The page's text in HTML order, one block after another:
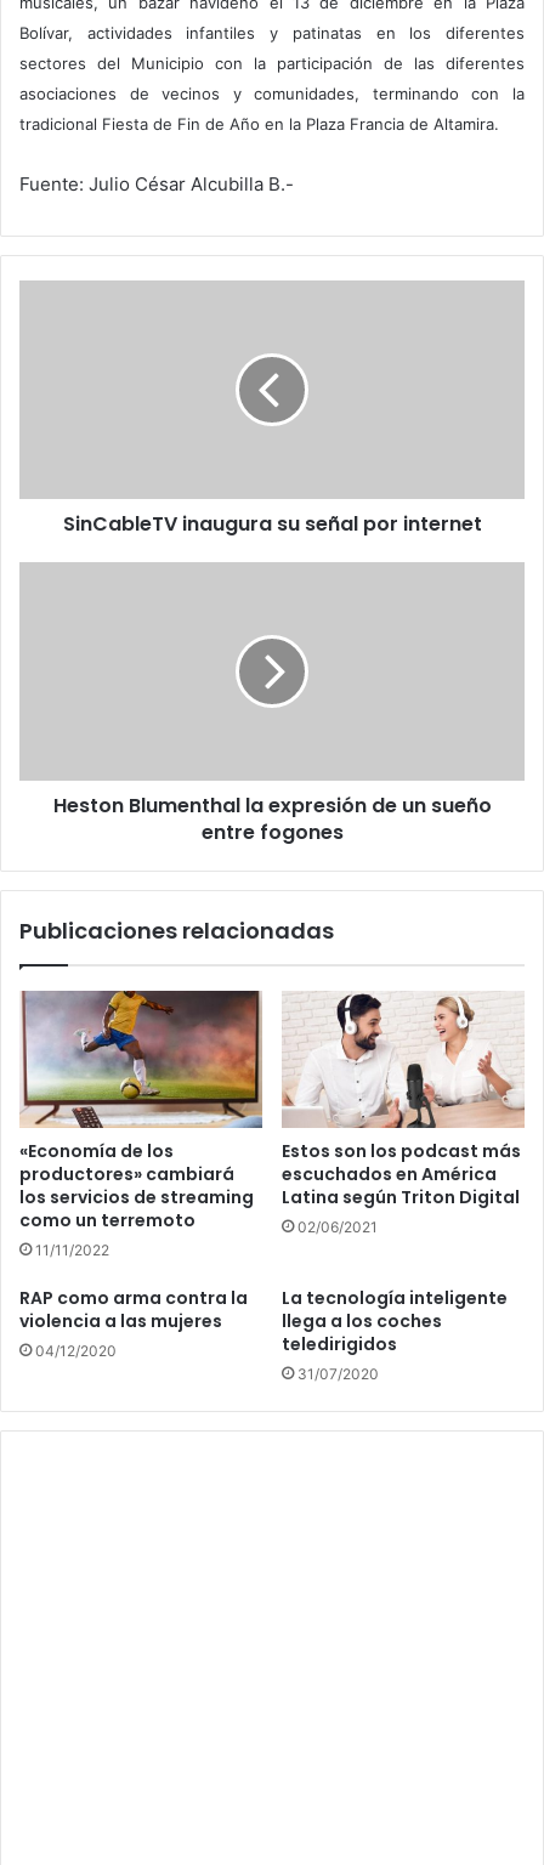
Bolívar, actividades infantiles y patinatas en los diferentes
sectores del Municipio con la participación de las diferentes
asociaciones de vecinos y comunidades, terminando con la
tradicional Fiesta de Fin de Año en la Plaza Francia de Altamira.
Fuente: Julio César Alcubilla B.-
SinCableTV inaugura su señal por internet
fogones
Heston Blumenthal la expresión de un sueño
entre fogones
Publicaciones relacionadas
«Economía de los
productores» cambiará
los servicios de streaming
como un terremoto
11/11/2022
Estos son los podcast más
escuchados en América
Latina según Triton Digital
02/06/2021
RAP como arma contra la
violencia a las mujeres
04/12/2020
La tecnología inteligente
llega a los coches
teledirigidos
31/07/2020